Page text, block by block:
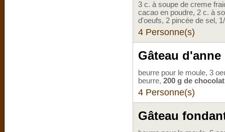
3 c. à soupe de creme
cacao en poudre, 2 c. à
d'oeufs, 2 pincée de sel,
4 Personne(s)
Gâteau d'anne
beurre pour le moule, 3
beurre, 200 g de chocolat
4 Personne(s)
Gâteau